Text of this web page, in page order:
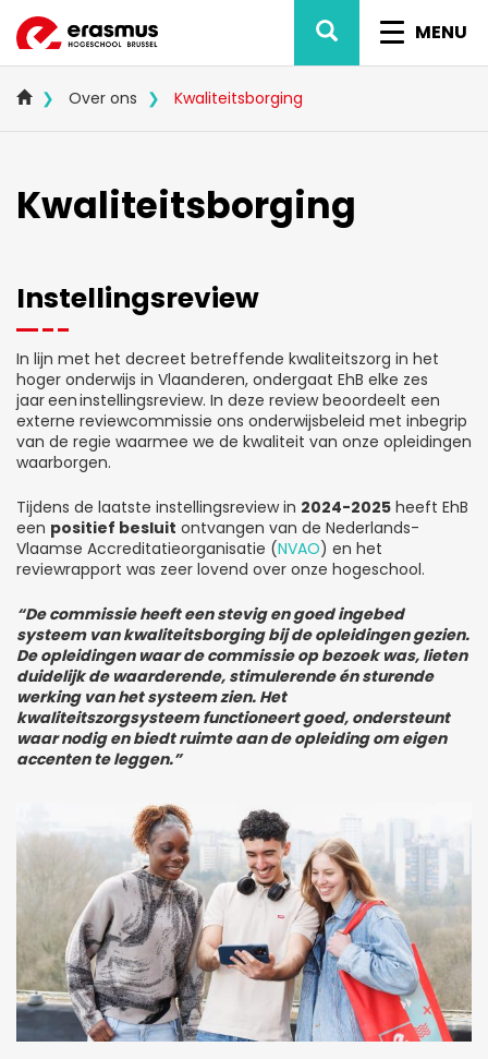
en
naar
de
inhoud
MENU
ZOEK
Over ons Kwaliteitsborging
Kwaliteitsborging
Instellingsreview
In lijn met het decreet betreffende kwaliteitszorg in het
hoger onderwijs in Vlaanderen, ondergaat EhB elke zes
jaareen instellingsreview. In deze review beoordeelt een
externe reviewcommissie ons onderwijsbeleid met inbegrip
van de regie waarmee we de kwaliteit van onze opleidingen
waarborgen.
Tijdens de laatste instellingsreview in 2024-2025 heeft EhB
een positief besluit ontvangen van de Nederlands-
Vlaamse Accreditatieorganisatie (NVAO) en het
reviewrapport was zeer lovend over onze hogeschool.
“De commissie heeft een stevig en goed ingebed
systeem van kwaliteitsborging bij de opleidingen gezien.
De opleidingen waar de commissie op bezoek was, lieten
duidelijk de waarderende, stimulerende én sturende
werking van het systeem zien. Het
kwaliteitszorgsysteem functioneert goed, ondersteunt
waar nodig en biedt ruimte aan de opleiding om eigen
accenten te leggen.”